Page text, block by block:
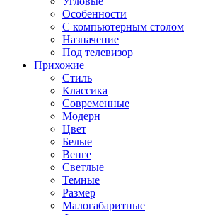
Особенности
С компьютерным столом
Назначение
Под телевизор
Прихожие
Стиль
Классика
Современные
Модерн
Цвет
Белые
Венге
Светлые
Темные
Размер
Малогабаритные